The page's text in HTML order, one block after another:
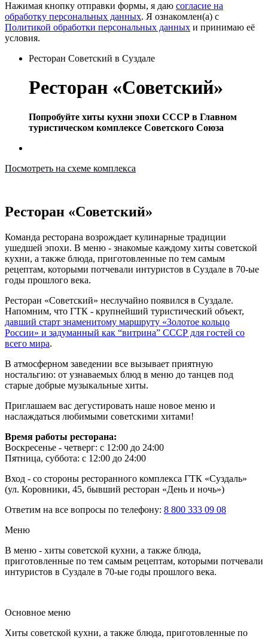
Нажимая кнопку отправки формы, я даю согласие на
обработку персональных данных. Я ознакомлен(а) с
Политикой обработки персональных данных и принимаю её
условия.
Ресторан Советский в Суздале
Ресторан «Советский»
Попробуйте хиты кухни эпохи СССР в Главном
туристическом комплексе Советского Союза
Посмотреть на схеме комплекса
Ресторан «Советский»
Команда ресторана возрождает кулинарные традиции
ушедшей эпохи. В меню - знакомые каждому хиты советской
кухни, а также блюда, приготовленные по тем самым
рецептам, которыми потчевали интуристов в Суздале в 70-ые
годы прошлого века.
Ресторан «Советский» неслучайно появился в Суздале.
Напомним, что ГТК - крупнейший туристический объект,
давший старт знаменитому маршруту «Золотое кольцо
России» и задуманный как “витрина” СССР для гостей со
всего мира.
В атмосферном заведении все вызывает приятную
ностальгию: от узнаваемых блюд в меню до танцев под
старые добрые музыкальные хиты.
Приглашаем вас дегустировать наше новое меню и
наслаждаться любимыми советскими хитами!
Время работы ресторана:
Воскресенье - четверг: с 12:00 до 24:00
Пятница, суббота: с 12:00 до 24:00
Вход - со стороны ресторанного комплекса ГТК «Суздаль»
(ул. Коровники, 45, бывший ресторан «День и ночь»)
Ответим на все вопросы по телефону: 8 800 333 09 08
Меню
В меню - хиты советской кухни, а также блюда,
приготовленные по тем самым рецептам, которыми потчевали
интуристов в Суздале в 70-ые годы прошлого века.
Основное меню
Хиты советской кухни, а также блюда, приготовленные по